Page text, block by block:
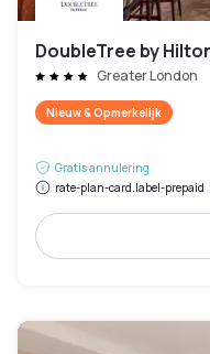
DoubleTree by
Greater London
Nieuw & Opmerkelijk
Gratis annulering
rate-plan-card.label-prepaid